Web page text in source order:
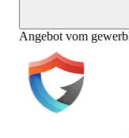
Angebot vom